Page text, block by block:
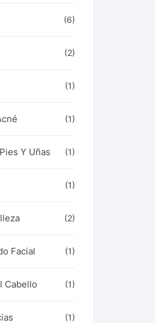
(6)
(2)
(1)
(1)
Y Uñas (1)
(1)
(2)
Facial (1)
Cabello (1)
(1)